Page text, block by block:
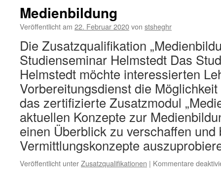
Medienbildung
Veröffentlicht am 22. Februar 2020von stsheghr
Die Zusatzqualifikation
Studienseminar Helmstedt Das
Helmstedt möchte interessierten
Vorbereitungsdienst die
das zertifizierte Zusatzmodul
aktuellen Konzepte zur
einen Überblick zu verschaffen
Vermittlungskonzepte
Veröffentlicht unterZusatzqualifikationen | Kommentare